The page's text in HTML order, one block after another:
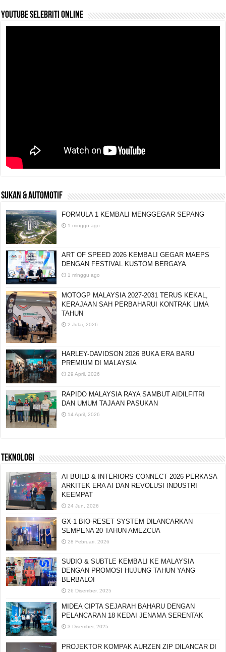
YouTube selebriti online
SUKAN & AUTOMOTIF
FORMULA 1 KEMBALI MENGGEGAR SEPANG
1 minggu ago
ART OF SPEED 2026 KEMBALI GEGAR MAEPS
DENGAN FESTIVAL KUSTOM BERGAYA
1 minggu ago
MOTOGP MALAYSIA 2027-2031 TERUS KEKAL,
KERAJAAN SAH PERBAHARUI KONTRAK LIMA
TAHUN
2 Julai, 2026
HARLEY-DAVIDSON 2026 BUKA ERA BARU
PREMIUM DI MALAYSIA
29 April, 2026
RAPIDO MALAYSIA RAYA SAMBUT AIDILFITRI
DAN UMUM TAJAAN PASUKAN
14 April, 2026
TEKNOLOGI
AI BUILD & INTERIORS CONNECT 2026 PERKASA
ARKITEK ERA AI DAN REVOLUSI INDUSTRI
KEEMPAT
24 Jun, 2026
GX-1 BIO-RESET SYSTEM DILANCARKAN
SEMPENA 20 TAHUN AMEZCUA
28 Februari, 2026
SUDIO & SUBTLE KEMBALI KE MALAYSIA
DENGAN PROMOSI HUJUNG TAHUN YANG
BERBALOI
26 Disember, 2025
MIDEA CIPTA SEJARAH BAHARU DENGAN
PELANCARAN 18 KEDAI JENAMA SERENTAK
3 Disember, 2025
PROJEKTOR KOMPAK AURZEN ZIP DILANCAR DI